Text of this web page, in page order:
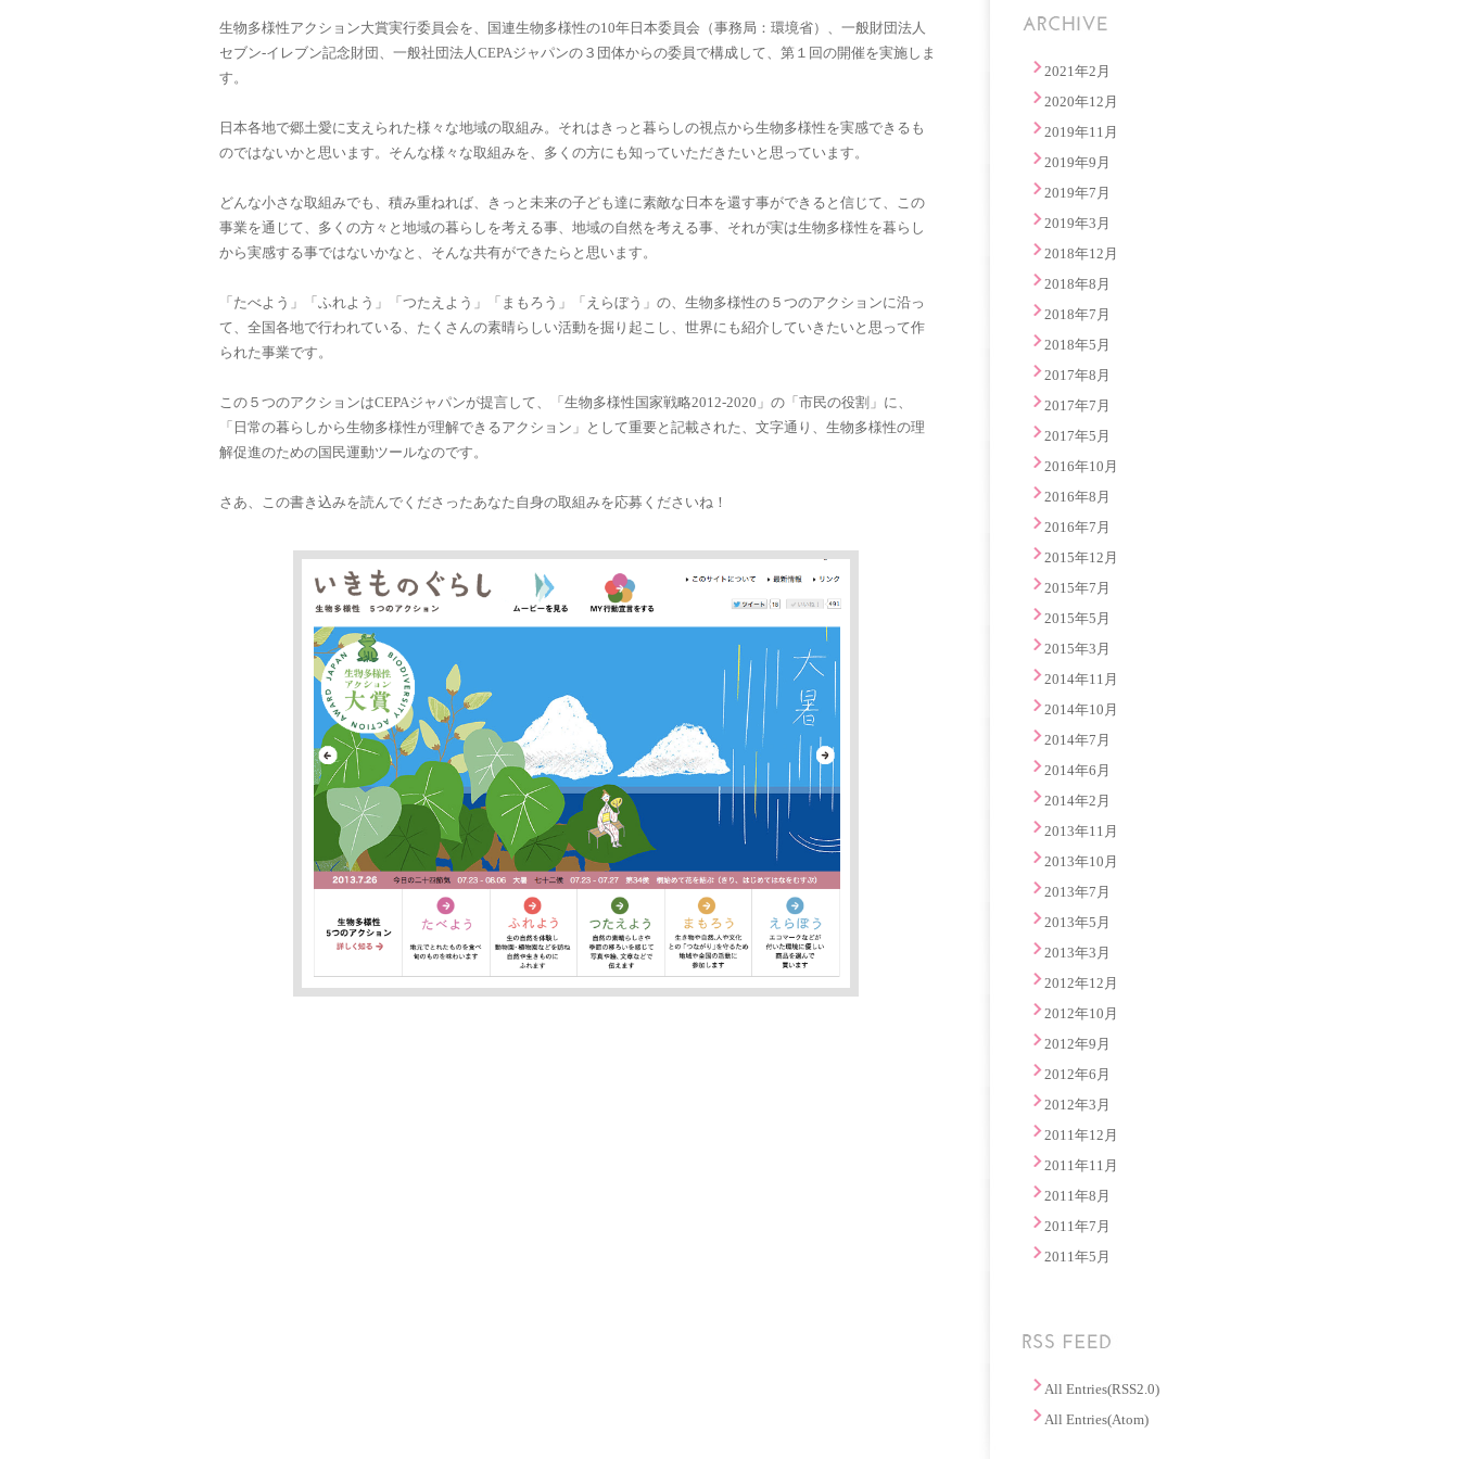
生物多様性アクション大賞実行委員会を、国連生物多様性の10年日本委員会（事務局：環境省）、一般財団法人
セブン-イレブン記念財団、一般社団法人CEPAジャパンの３団体からの委員で構成して、第１回の開催を実施しま
す。
日本各地で郷土愛に支えられた様々な地域の取組み。それはきっと暮らしの視点から生物多様性を実感できるも
のではないかと思います。そんな様々な取組みを、多くの方にも知っていただきたいと思っています。
どんな小さな取組みでも、積み重ねれば、きっと未来の子ども達に素敵な日本を還す事ができると信じて、この
事業を通じて、多くの方々と地域の暮らしを考える事、地域の自然を考える事、それが実は生物多様性を暮らし
から実感する事ではないかなと、そんな共有ができたらと思います。
「たべよう」「ふれよう」「つたえよう」「まもろう」「えらぼう」の、生物多様性の５つのアクションに沿っ
て、全国各地で行われている、たくさんの素晴らしい活動を掘り起こし、世界にも紹介していきたいと思って作
られた事業です。
この５つのアクションはCEPAジャパンが提言して、「生物多様性国家戦略2012-2020」の「市民の役割」に、
「日常の暮らしから生物多様性が理解できるアクション」として重要と記載された、文字通り、生物多様性の理
解促進のための国民運動ツールなのです。
さあ、この書き込みを読んでくださったあなた自身の取組みを応募くださいね！
2021年2月
2020年12月
2019年11月
2019年9月
2019年7月
2019年3月
2018年12月
2018年8月
2018年7月
2018年5月
2017年8月
2017年7月
2017年5月
2016年10月
2016年8月
2016年7月
2015年12月
2015年7月
2015年5月
2015年3月
2014年11月
2014年10月
2014年7月
2014年6月
2014年2月
2013年11月
2013年10月
2013年7月
2013年5月
2013年3月
2012年12月
2012年10月
2012年9月
2012年6月
2012年3月
2011年12月
2011年11月
2011年8月
2011年7月
2011年5月
All Entries(RSS2.0)
All Entries(Atom)